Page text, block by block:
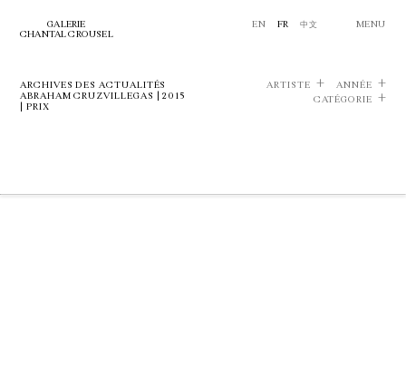
GALERIE
CHANTAL CROUSEL
EN FR 中文 MENU
ARCHIVES DES ACTUALITÉS
ABRAHAM CRUZVILLEGAS | 2015
| PRIX
ARTISTE
ANNÉE
CATÉGORIE